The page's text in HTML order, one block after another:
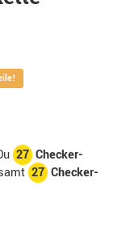
27 Checker-
27 Checker-